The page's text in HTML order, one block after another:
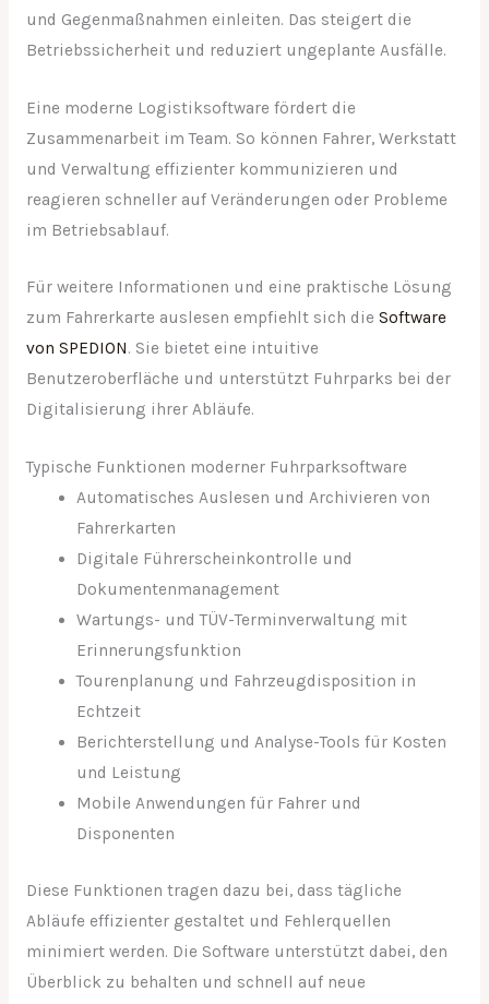
und Gegenmaßnahmen einleiten. Das steigert die
Betriebssicherheit und reduziert ungeplante Ausfälle.
Eine moderne Logistiksoftware fördert die
Zusammenarbeit im Team. So können Fahrer, Werkstatt
und Verwaltung effizienter kommunizieren und
reagieren schneller auf Veränderungen oder Probleme
im Betriebsablauf.
Für weitere Informationen und eine praktische Lösung
zum Fahrerkarte auslesen empfiehlt sich die Software
von SPEDION. Sie bietet eine intuitive
Benutzeroberfläche und unterstützt Fuhrparks bei der
Digitalisierung ihrer Abläufe.
Typische Funktionen moderner Fuhrparksoftware
Automatisches Auslesen und Archivieren von
Fahrerkarten
Digitale Führerscheinkontrolle und
Dokumentenmanagement
Wartungs- und TÜV-Terminverwaltung mit
Erinnerungsfunktion
Tourenplanung und Fahrzeugdisposition in
Echtzeit
Berichterstellung und Analyse-Tools für Kosten
und Leistung
Mobile Anwendungen für Fahrer und
Disponenten
Diese Funktionen tragen dazu bei, dass tägliche
Abläufe effizienter gestaltet und Fehlerquellen
minimiert werden. Die Software unterstützt dabei, den
Überblick zu behalten und schnell auf neue